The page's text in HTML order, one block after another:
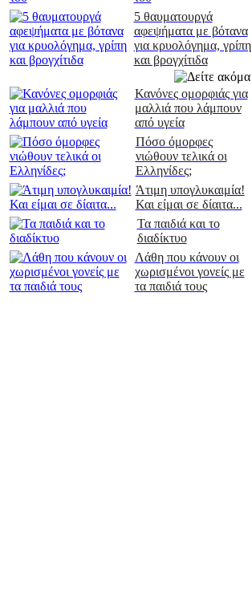
5 θαυματουργά
αφεψήματα με βότανα
για κρυολόγημα, γρίπη
και βρογχίτιδα
Κανόνες ομορφιάς για
μαλλιά που λάμπουν
από υγεία
Πόσο όμορφες
νιώθουν τελικά οι
Ελληνίδες;
Άτιμη υπογλυκαιμία!
Και είμαι σε δίαιτα...
Τα παιδιά και το
διαδίκτυο
Λάθη που κάνουν οι
χωρισμένοι γονείς με
τα παιδιά τους